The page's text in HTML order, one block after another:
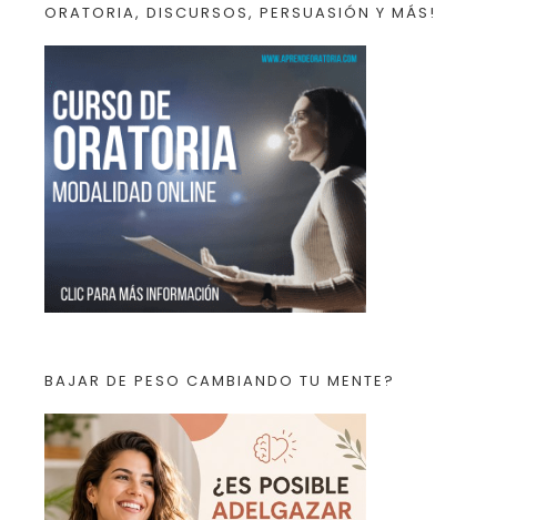
ORATORIA, DISCURSOS, PERSUASIÓN Y MÁS!
BAJAR DE PESO CAMBIANDO TU MENTE?